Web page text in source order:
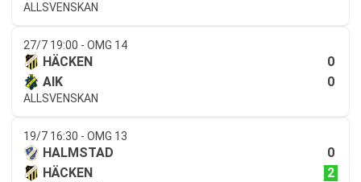
ALLSVENSKAN
27/7 19:00 - OMG 14
HÄCKEN
0
AIK
0
ALLSVENSKAN
19/7 16:30 - OMG 13
HALMSTAD
0
HÄCKEN
2